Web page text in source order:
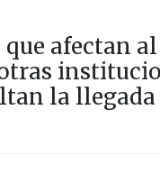
afectan
la llegada